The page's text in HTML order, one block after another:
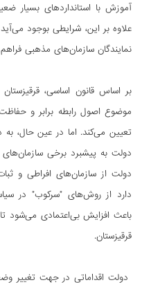
آموزش با استانداردهای
علاوه بر این، شرایطی بوجود
نمایندگان سازمان‌های مذهبی
بر اساس قانون اساسی،
موضوع اصول رابطه برابر و
تعیین می‌کند. اما در عین حال،
دولت به پیشبرد برخی
دولت از سازمان‌های افراطی و
دارد از روش‌های "سرکوب" در
باعث افزایش بی‌اعتمادی می‌شود
قرقیزستان.
دولت اقداماتی در جهت تغییر